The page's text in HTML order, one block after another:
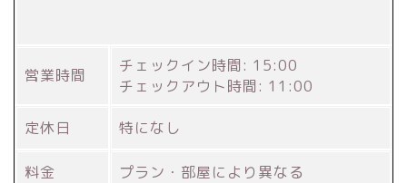
営業時間
チェックイン時間: 15:00
チェックアウト時間: 11:00
定休日 特になし
料金 プラン・部屋により異なる